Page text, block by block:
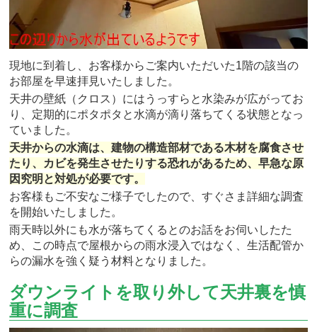
現地に到着し、お客様からご案内いただいた1階の該当の
お部屋を早速拝見いたしました。
天井の壁紙（クロス）にはうっすらと水染みが広がってお
り、定期的にポタポタと水滴が滴り落ちてくる状態となっ
ていました。
天井からの水滴は、建物の構造部材である木材を腐食させ
たり、カビを発生させたりする恐れがあるため、早急な原
因究明と対処が必要です。
お客様もご不安なご様子でしたので、すぐさま詳細な調査
を開始いたしました。
雨天時以外にも水が落ちてくるとのお話をお伺いしたた
め、この時点で屋根からの雨水浸入ではなく、生活配管か
らの漏水を強く疑う材料となりました。
ダウンライトを取り外して天井裏を慎
重に調査